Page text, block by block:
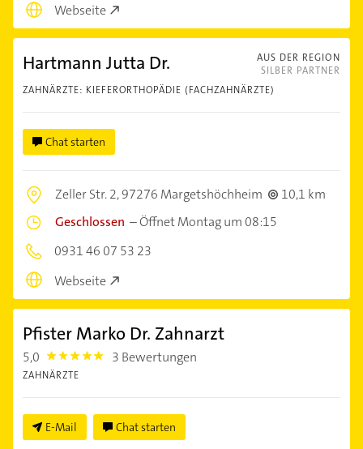
Webseite
AUS DER REGION
SILBER PARTNER
Hartmann Jutta Dr.
ZAHNÄRZTE: KIEFERORTHOPÄDIE (FACHZAHNÄRZTE)
Chat starten
Zeller Str. 2,97276 Margetshöchheim
10,1 km
Geschlossen –Öffnet Montag um 08:15
0931 46 07 53 23
Webseite
Pfister Marko Dr. Zahnarzt
5,0 5.0 3 Bewertungen
ZAHNÄRZTE
E-Mail Chat starten